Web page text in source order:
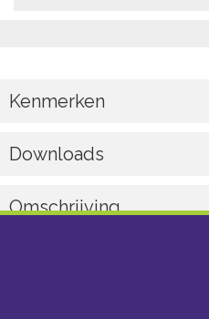
Kenmerken
Downloads
Omschrijving